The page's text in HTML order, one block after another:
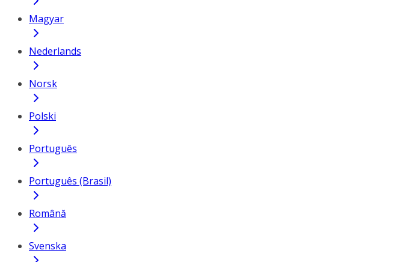
Magyar
Nederlands
Norsk
Polski
Português
Português (Brasil)
Română
Svenska